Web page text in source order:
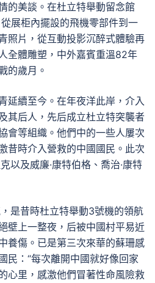
的美談。在杜立特舉動留念館
展柜內擺設的飛機零部件到一
照片，從互動投影沉醉式體驗再
全體雕塑，中外嘉賓重溫82年
的歲月。
延續至今。在年夜洋此岸，介入
其后人，先后成立杜立特突襲者
會等組織。他們中的一些人屢次
昔時介入營救的中國國民。此次
以及威廉·康特伯格、喬治·康特
是昔時杜立特舉動3號機的領航
壁上一整夜，后被中國村平易近
養傷。已是第三次來華的蘇珊感
民：“每次離開中國就好像回家
心里，感激他們冒著性命風險救